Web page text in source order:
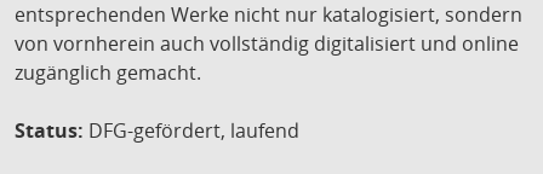
entsprechenden Werke nicht nur katalogisiert, sondern
von vornherein auch vollständig digitalisiert und online
zugänglich gemacht.
Status: DFG-gefördert, laufend